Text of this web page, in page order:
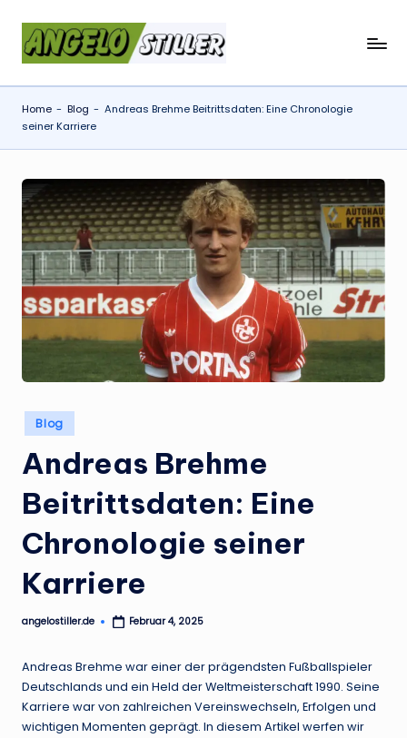
a
n
g
e
l
o
s
t
il
l
r
.
d
e
Home - Blog - Andreas Brehme Beitrittsdaten: Eine Chronologie
seiner Karriere
Posted
in
Blog
Andreas Brehme
Beitrittsdaten: Eine
Chronologie seiner
Karriere
Posted
angelostiller.de Februar 4, 2025
Andreas Brehme war einer der prägendsten Fußballspieler
Deutschlands und ein Held der Weltmeisterschaft 1990. Seine
Karriere war von zahlreichen Vereinswechseln, Erfolgen und
wichtigen Momenten geprägt. In diesem Artikel werfen wir